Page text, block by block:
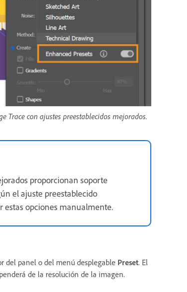
Trace con ajustes preestablecidos mejorados.
proporcionan soporte
el ajuste preestablecido
estas opciones manualmente.
del panel o del menú desplegable Preset. El
de la resolución de la imagen.